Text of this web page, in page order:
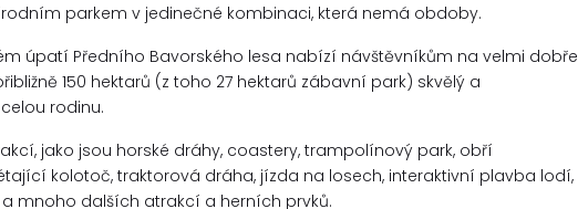
parkem v jedinečné kombinaci, která nemá obdoby.
úpatí Předního Bavorského lesa nabízí návštěvníkům na velmi dobře
150 hektarů (z toho 27 hektarů zábavní park) skvělý a
rodinu.
jako jsou horské dráhy, coastery, trampolínový park, obří
kolotoč, traktorová dráha, jízda na losech, interaktivní plavba lodí,
a mnoho dalších atrakcí a herních prvků.